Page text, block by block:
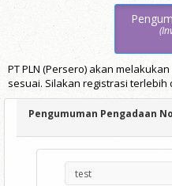
PT PLN (Persero) akan
sesuai. Silakan registrasi terlebih
Pengumuman Pengadaan